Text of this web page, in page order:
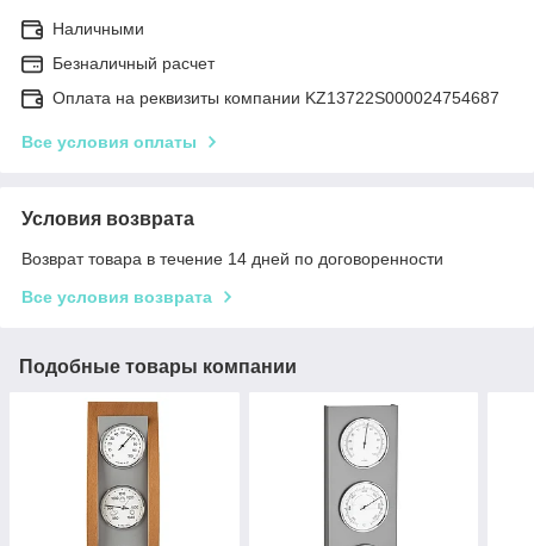
Наличными
Безналичный расчет
Оплата на реквизиты компании KZ13722S000024754687
Все условия оплаты
Условия возврата
Возврат товара в течение 14 дней по договоренности
Все условия возврата
Подобные товары компании